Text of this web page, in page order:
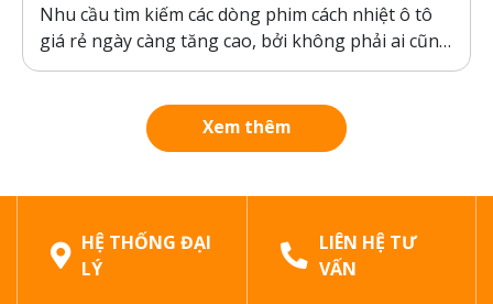
Nhu cầu tìm kiếm các dòng phim cách nhiệt ô tô
giá rẻ ngày càng tăng cao, bởi không phải ai cũng
sẵn sàng bỏ ra hàng chục triệu đồng cho một gói
hãng” và “hàng giả, hàng nhái”...
Xem thêm
HỆ THỐNG ĐẠI
LÝ
LIÊN HỆ TƯ
VẤN